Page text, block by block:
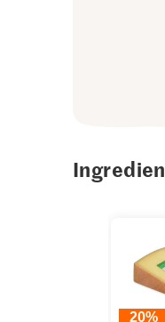
20%